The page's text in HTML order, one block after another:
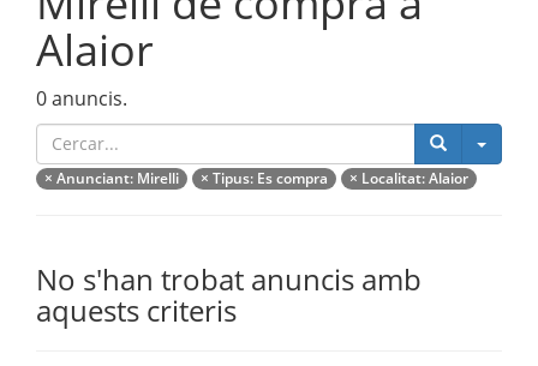
Alaior
0 anuncis.
× Anunciant: Mirelli × Tipus: Es compra × Localitat: Alaior
No s'han trobat anuncis amb
aquests criteris